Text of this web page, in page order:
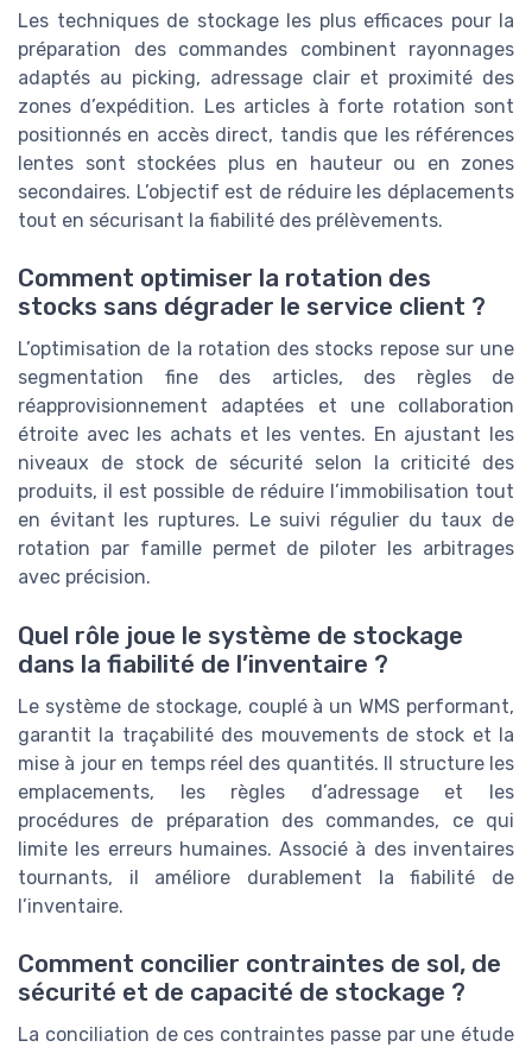
Les techniques de stockage les plus efficaces pour la
préparation des commandes combinent rayonnages
adaptés au picking, adressage clair et proximité des
zones d’expédition. Les articles à forte rotation sont
positionnés en accès direct, tandis que les références
lentes sont stockées plus en hauteur ou en zones
secondaires. L’objectif est de réduire les déplacements
tout en sécurisant la fiabilité des prélèvements.
Comment optimiser la rotation des
stocks sans dégrader le service client ?
L’optimisation de la rotation des stocks repose sur une
segmentation fine des articles, des règles de
réapprovisionnement adaptées et une collaboration
étroite avec les achats et les ventes. En ajustant les
niveaux de stock de sécurité selon la criticité des
produits, il est possible de réduire l’immobilisation tout
en évitant les ruptures. Le suivi régulier du taux de
rotation par famille permet de piloter les arbitrages
avec précision.
Quel rôle joue le système de stockage
dans la fiabilité de l’inventaire ?
Le système de stockage, couplé à un WMS performant,
garantit la traçabilité des mouvements de stock et la
mise à jour en temps réel des quantités. Il structure les
emplacements, les règles d’adressage et les
procédures de préparation des commandes, ce qui
limite les erreurs humaines. Associé à des inventaires
tournants, il améliore durablement la fiabilité de
l’inventaire.
Comment concilier contraintes de sol, de
sécurité et de capacité de stockage ?
La conciliation de ces contraintes passe par une étude